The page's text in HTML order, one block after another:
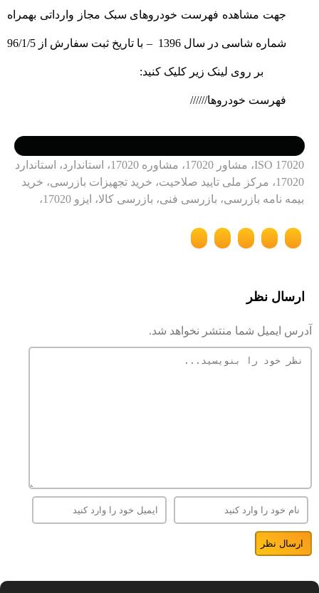
جهت مشاهده فهرست خودروهای سبک مجاز وارداتی بهمراه
شماره شاسی در سال 1396 – با تاریخ ثبت سفارش از 96/1/5
بر روی لینک زیر کلیک کنید:
فهرست خودروها//////
ISO 17020، مشاور 17020، مشاوره 17020، استاندارد، استاندارد
17020، مرکز ملی تایید صلاحیت، خرید تجهیزات بازرسی، خرید
بیمه نامه بازرسی، بازرسی فنی، بازرسی کالا، ایزو 17020،
ارسال نظر
آدرس ایمیل شما منتشر نخواهد شد.